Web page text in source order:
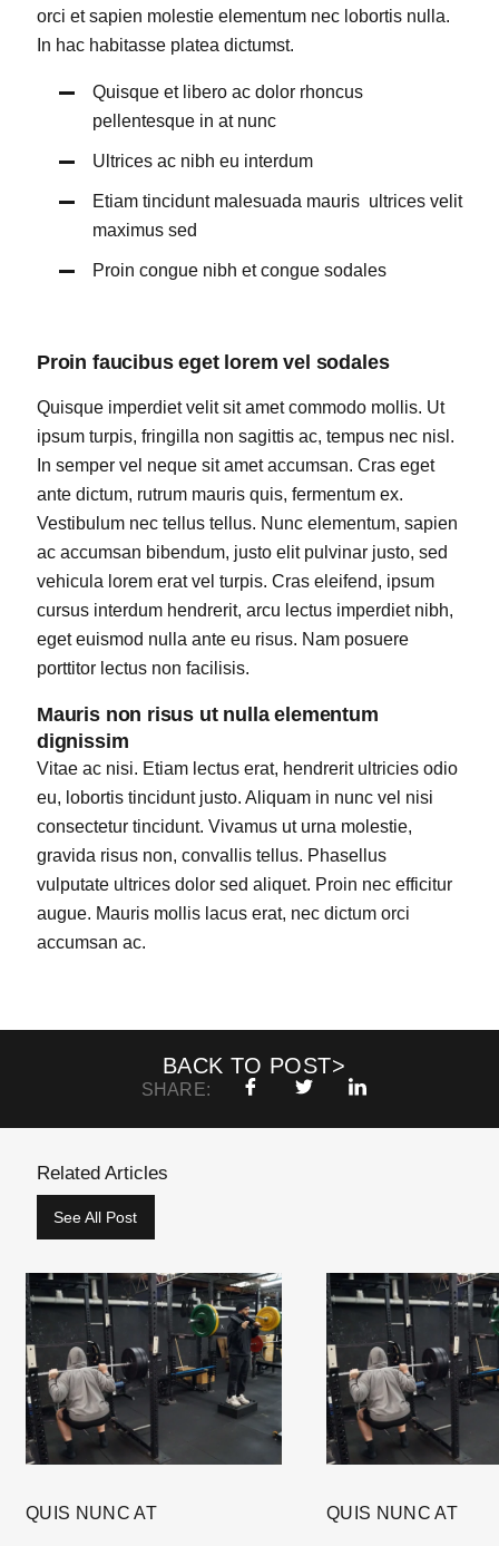
orci et sapien molestie elementum nec lobortis nulla.
In hac habitasse platea dictumst.
Quisque et libero ac dolor rhoncus
pellentesque in at nunc
Ultrices ac nibh eu interdum
Etiam tincidunt malesuada mauris ultrices velit
maximus sed
Proin congue nibh et congue sodales
Proin faucibus eget lorem vel sodales
Quisque imperdiet velit sit amet commodo mollis. Ut
ipsum turpis, fringilla non sagittis ac, tempus nec nisl.
In semper vel neque sit amet accumsan. Cras eget
ante dictum, rutrum mauris quis, fermentum ex.
Vestibulum nec tellus tellus. Nunc elementum, sapien
ac accumsan bibendum, justo elit pulvinar justo, sed
vehicula lorem erat vel turpis. Cras eleifend, ipsum
cursus interdum hendrerit, arcu lectus imperdiet nibh,
eget euismod nulla ante eu risus. Nam posuere
porttitor lectus non facilisis.
Mauris non risus ut nulla elementum
dignissim
Vitae ac nisi. Etiam lectus erat, hendrerit ultricies odio
eu, lobortis tincidunt justo. Aliquam in nunc vel nisi
consectetur tincidunt. Vivamus ut urna molestie,
gravida risus non, convallis tellus. Phasellus
vulputate ultrices dolor sed aliquet. Proin nec efficitur
augue. Mauris mollis lacus erat, nec dictum orci
accumsan ac.
BACK TO POST>
SHARE:
Related Articles
See All Post
QUIS NUNC AT QUIS NUNC AT